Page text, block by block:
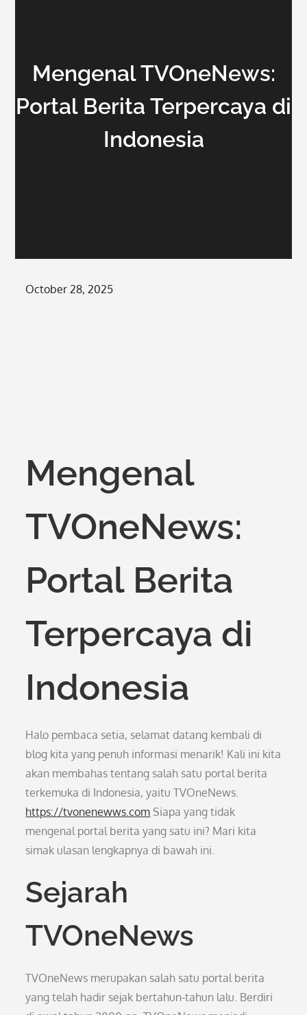
Mengenal TVOneNews:
Portal Berita Terpercaya di
Indonesia
Posted
October 28, 2025
Mengenal
TVOneNews:
Portal Berita
Terpercaya di
Indonesia
Halo pembaca setia, selamat datang kembali di
blog kita yang penuh informasi menarik! Kali ini kita
akan membahas tentang salah satu portal berita
terkemuka di Indonesia, yaitu TVOneNews.
https://tvonenewws.com Siapa yang tidak
mengenal portal berita yang satu ini? Mari kita
simak ulasan lengkapnya di bawah ini.
Sejarah
TVOneNews
TVOneNews merupakan salah satu portal berita
yang telah hadir sejak bertahun-tahun lalu. Berdiri